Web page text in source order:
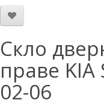
Скло
праве KIA
02-06